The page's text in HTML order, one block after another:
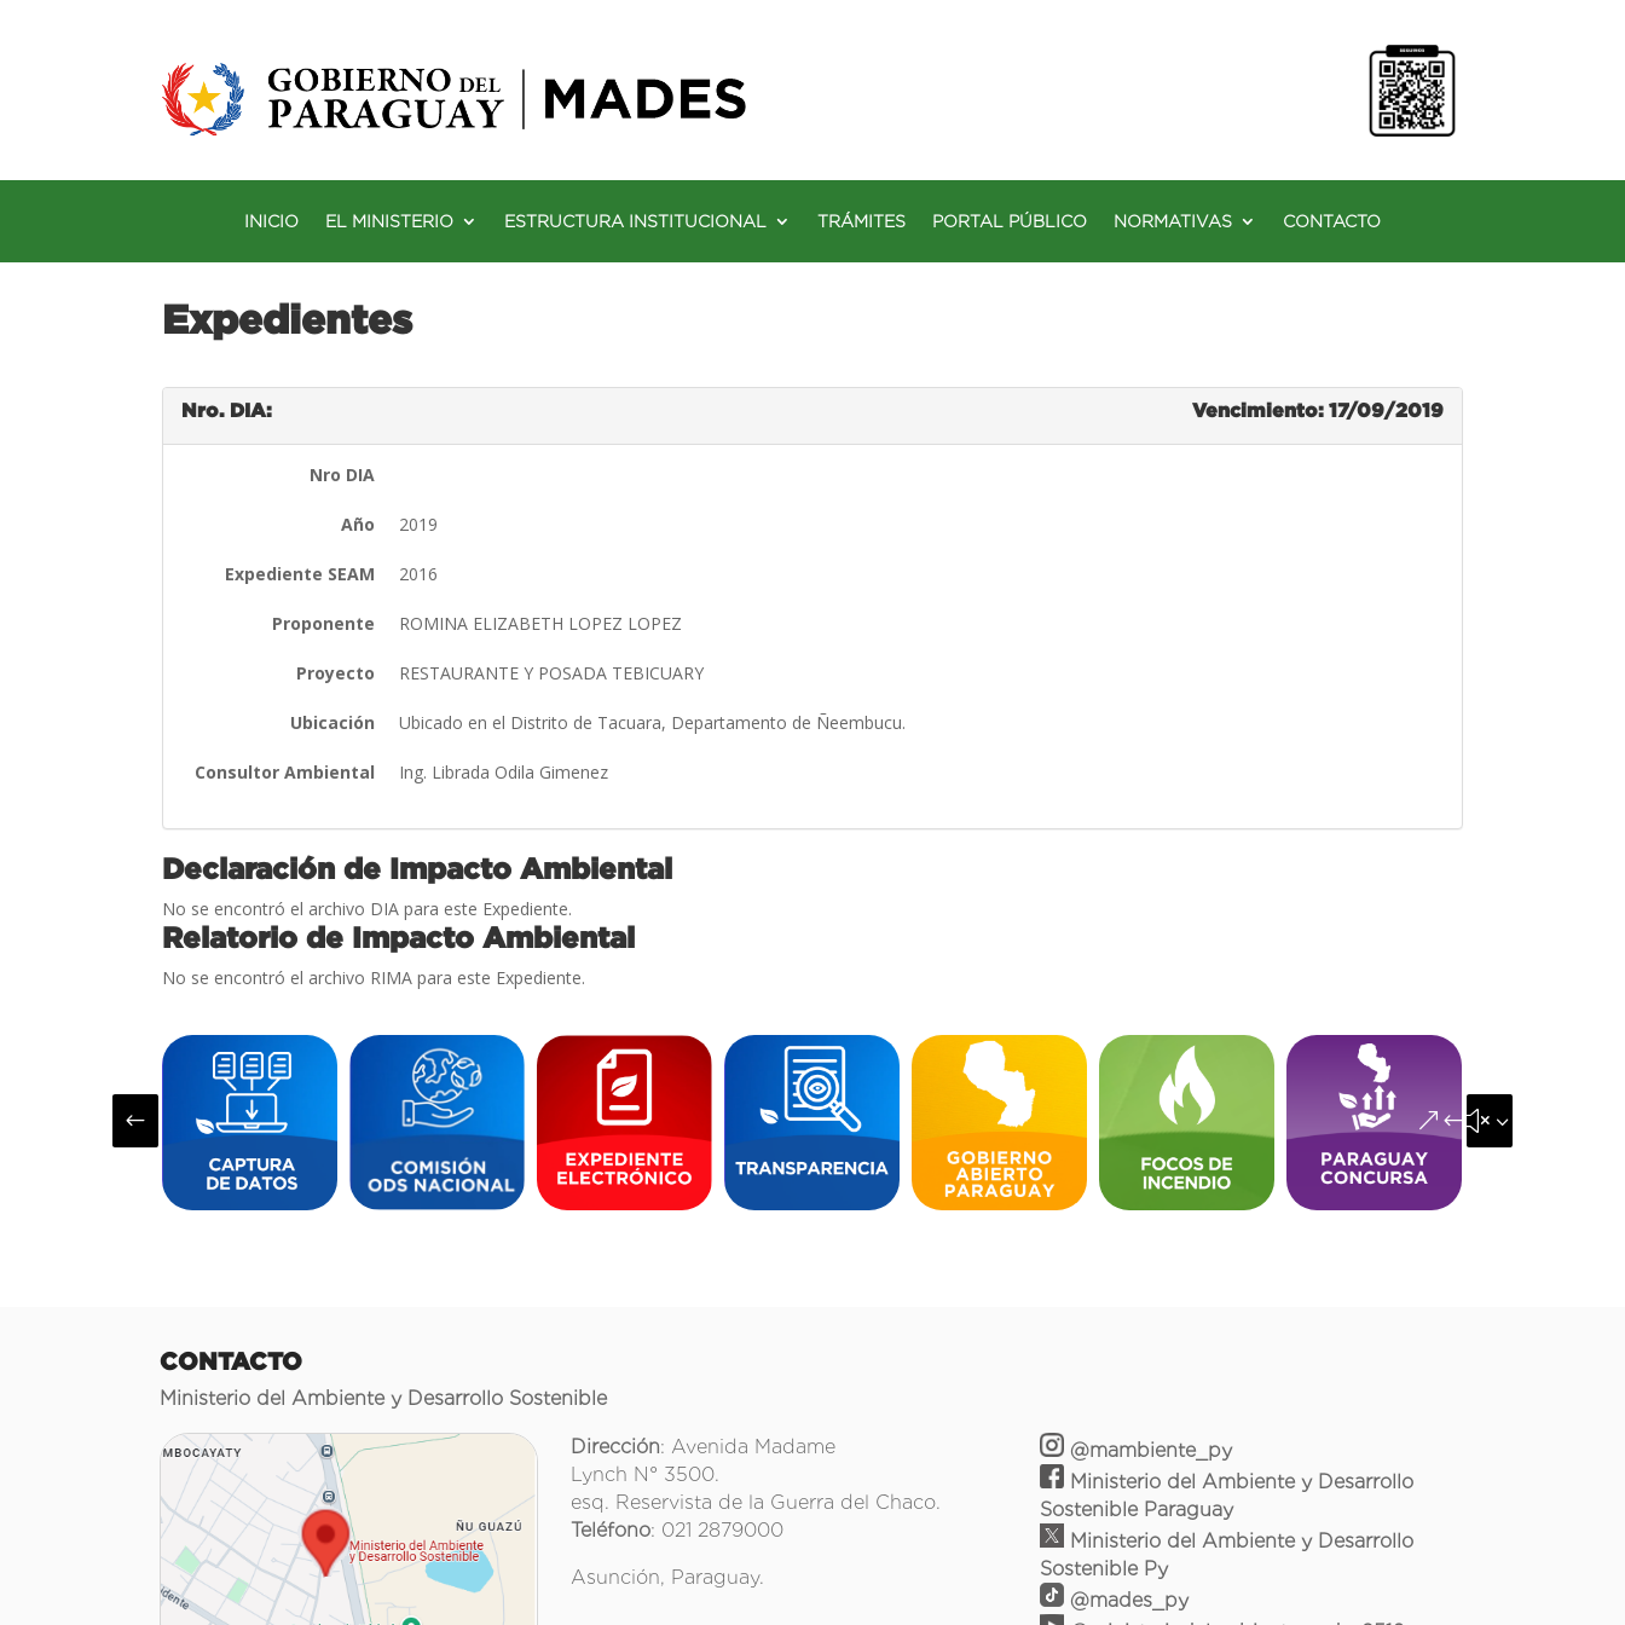
INICIO EL MINISTERIO ESTRUCTURA INSTITUCIONAL TRÁMITES PORTAL PÚBLICO NORMATIVAS CONTACTO
Expedientes
Nro. DIA: Vencimiento: 17/09/2019
Nro DIA
Año 2019
Expediente SEAM 2016
Proponente ROMINA ELIZABETH LOPEZ LOPEZ
Proyecto RESTAURANTE Y POSADA TEBICUARY
Ubicación Ubicado en el Distrito de Tacuara, Departamento de Ñeembucu.
Consultor Ambiental Ing. Librada Odila Gimenez
Declaración de Impacto Ambiental
No se encontró el archivo DIA para este Expediente.
Relatorio de Impacto Ambiental
No se encontró el archivo RIMA para este Expediente.
# &#x35;
CONTACTO
Ministerio del Ambiente y Desarrollo Sostenible
Dirección: Avenida Madame
Lynch N° 3500.
esq. Reservista de la Guerra del Chaco.
Teléfono: 021 2879000
Asunción, Paraguay.
@mambiente_py
Ministerio del Ambiente y Desarrollo
Sostenible Paraguay
Ministerio del Ambiente y Desarrollo
Sostenible Py
@mades_py